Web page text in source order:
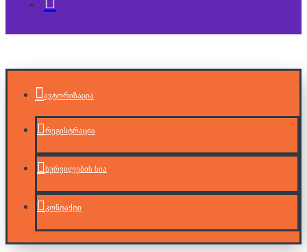
ავტორიზაცია
რეგისტრაცია
სურვილების სია
კონტაქტი